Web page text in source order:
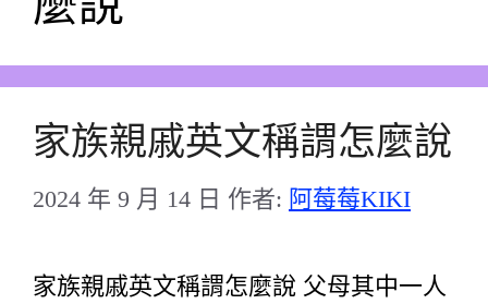
家族親戚英文稱謂怎麼說
2024 年 9 月 14 日 作者: 阿莓莓KIKI
家族親戚英文稱謂怎麼說 父母其中一人